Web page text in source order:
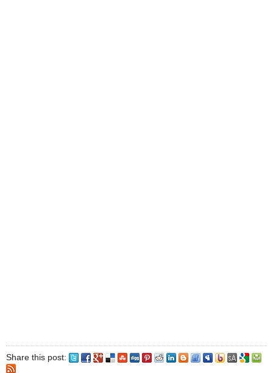
Share this post: